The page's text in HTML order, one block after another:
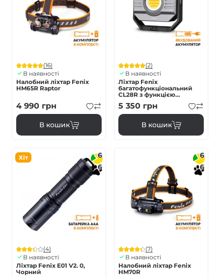
(16)
В наявності
Налобний ліхтар Fenix
HM65R Raptor
4 990 грн
В кошик
(2)
В наявності
Ліхтар Fenix
багатофункціональний
CL28R з функцією
Powerbank (10 000 mAh)
5 350 грн
В кошик
Хіт
6
6
(4)
В наявності
Ліхтар Fenix E01 V2. 0,
Чорний
6
6
(7)
В наявності
Налобний ліхтар Fenix
HM70R